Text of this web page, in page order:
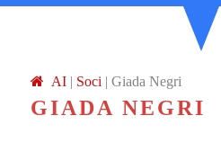
AI | Soci | Giada Negri
GIADA NEGRI